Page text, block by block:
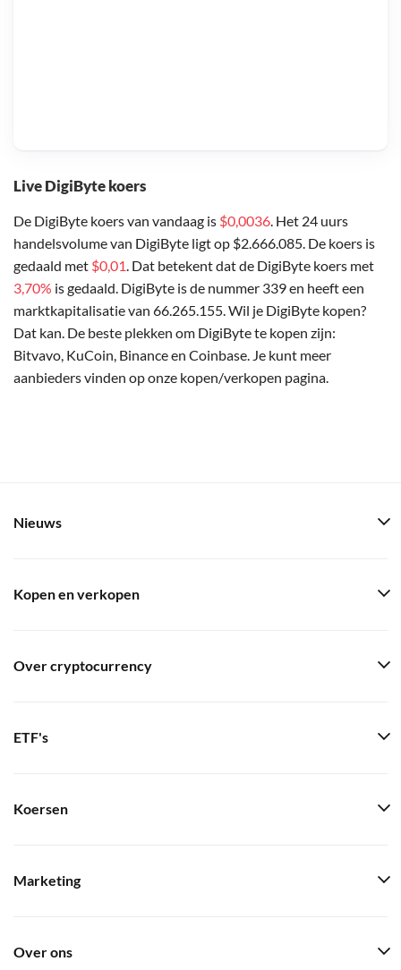
Live DigiByte koers
De DigiByte koers van vandaag is $0,0036. Het 24 uurs
handelsvolume van DigiByte ligt op $2.666.085. De koers is
gedaald met $0,01. Dat betekent dat de DigiByte koers met
3,70% is gedaald. DigiByte is de nummer 339 en heeft een
marktkapitalisatie van 66.265.155. Wil je DigiByte kopen?
Dat kan. De beste plekken om DigiByte te kopen zijn:
Bitvavo, KuCoin, Binance en Coinbase. Je kunt meer
aanbieders vinden op onze kopen/verkopen pagina.
Nieuws
Kopen en verkopen
Over cryptocurrency
ETF's
Koersen
Marketing
Over ons